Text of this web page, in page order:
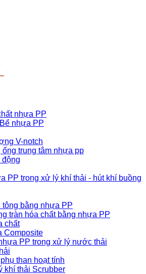
nhựa PP
nhựa PP
V-notch
ống trung tâm nhựa pp
động
PP trong xử lý khí thải - hút khí buồng
tông bằng nhựa PP
tràn hóa chất bằng nhựa PP
chất
Composite
PP trong xử lý nước thải
than hoạt tính
khí thải Scrubber